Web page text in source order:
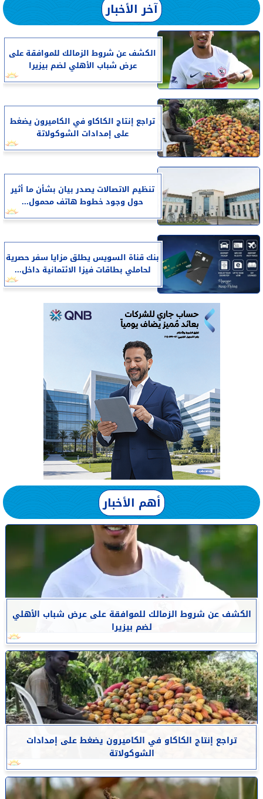
آخر الأخبار
الكشف عن شروط الزمالك للموافقة على
عرض شباب الأهلي لضم بيزيرا
تراجع إنتاج الكاكاو في الكاميرون يضغط
على إمدادات الشوكولاتة
تنظيم الاتصالات يصدر بيان بشأن ما أثير
حول وجود خطوط هاتف محمول...
بنك قناة السويس يطلق مزايا سفر حصرية
لحاملي بطاقات فيزا الائتمانية داخل...
أهم الأخبار
الكشف عن شروط الزمالك للموافقة على عرض شباب الأهلي
لضم بيزيرا
تراجع إنتاج الكاكاو في الكاميرون يضغط على إمدادات
الشوكولاتة